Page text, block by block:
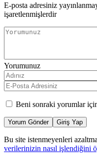
E-posta adresiniz
işaretlenmişlerdir
Yorumunuz
Beni sonraki yorumlar
Yorum Gönder Giriş Yap
Bu site istenmeyenleri
verilerinizin nasıl işlendiğini